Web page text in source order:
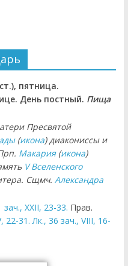
пятница.
День постный. Пища
Пресвятой
(икона) диакониссы и
Макария(икона)
V Вселенского
Сщмч. Александра
XXII, 23-33. Прав.
22-31. Лк., 36 зач., VIII, 16-